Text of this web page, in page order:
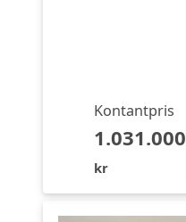
Kontantpris
1.031.000
kr